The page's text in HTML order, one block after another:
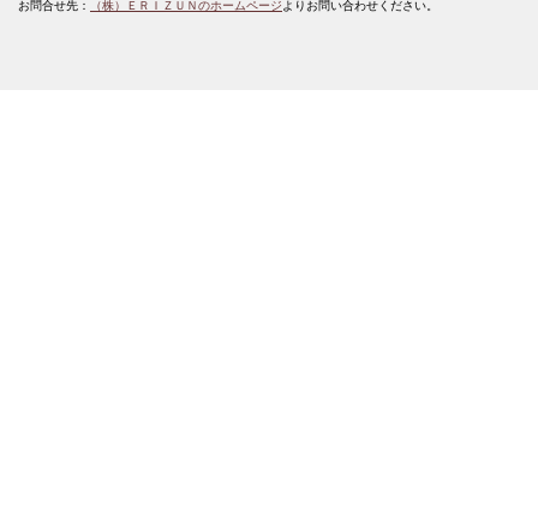
お問合せ先： （株）ＥＲＩＺＵＮのホームページよりお問い合わせください。